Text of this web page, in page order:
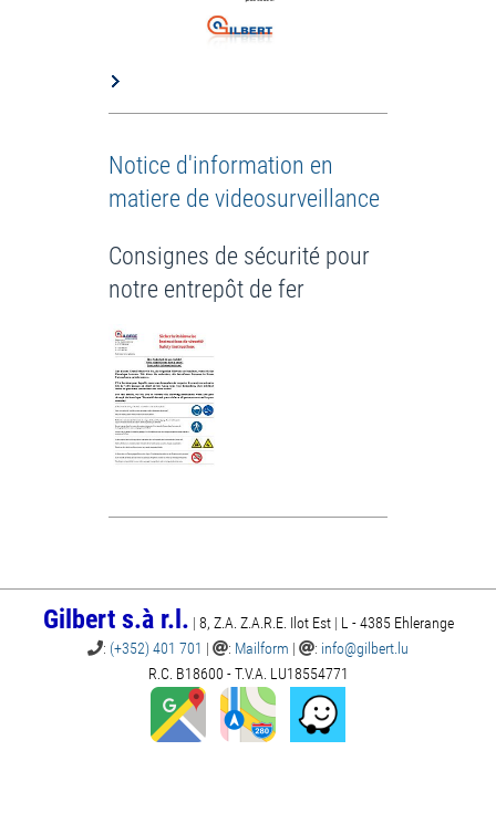
Notice d'information en
matiere de videosurveillance
Consignes de sécurité pour
notre entrepôt de fer
Gilbert s.à r.l. | 8, Z.A. Z.A.R.E. Ilot Est| L - 4385 Ehlerange
: (+352) 401 701 | : Mailform | : info@gilbert.lu
R.C. B18600 - T.V.A. LU18554771